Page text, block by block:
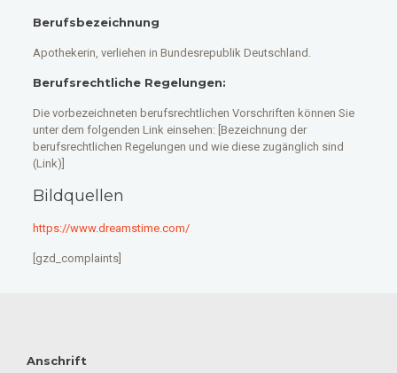
Berufsbezeichnung
Apothekerin, verliehen in Bundesrepublik Deutschland.
Berufsrechtliche Regelungen:
Die vorbezeichneten berufsrechtlichen Vorschriften können Sie
unter dem folgenden Link einsehen: [Bezeichnung der
berufsrechtlichen Regelungen und wie diese zugänglich sind
(Link)]
Bildquellen
https://www.dreamstime.com/
[gzd_complaints]
Anschrift